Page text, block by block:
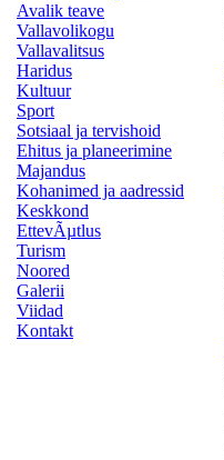
Avalik teave
Vallavolikogu
Vallavalitsus
Haridus
Kultuur
Sport
Sotsiaal ja tervishoid
Ehitus ja planeerimine
Majandus
Kohanimed ja aadressid
Keskkond
EttevÃµtlus
Turism
Noored
Galerii
Viidad
Kontakt